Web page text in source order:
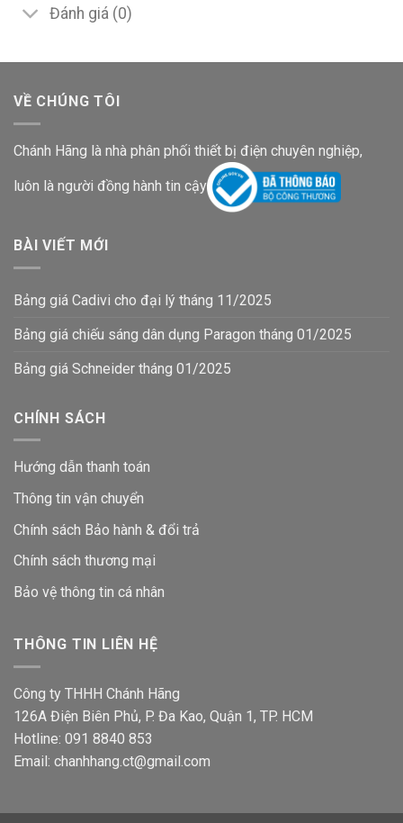
Đánh giá (0)
VỀ CHÚNG TÔI
Chánh Hãng là nhà phân phối thiết bị điện chuyên nghiệp,
luôn là người đồng hành tin cậy
BÀI VIẾT MỚI
Bảng giá Cadivi cho đại lý tháng 11/2025
Bảng giá chiếu sáng dân dụng Paragon tháng 01/2025
Bảng giá Schneider tháng 01/2025
CHÍNH SÁCH
Hướng dẫn thanh toán
Thông tin vận chuyển
Chính sách Bảo hành & đổi trả
Chính sách thương mại
Bảo vệ thông tin cá nhân
THÔNG TIN LIÊN HỆ
Công ty THHH Chánh Hãng
126A Điện Biên Phủ, P. Đa Kao, Quận 1, TP. HCM
Hotline: 091 8840 853
Email: chanhhang.ct@gmail.com